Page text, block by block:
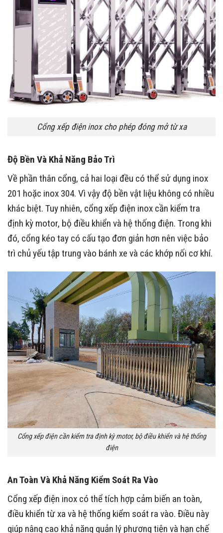
Cổng xếp điện inox cho phép đóng mở từ xa
Độ Bền Và Khả Năng Bảo Trì
Về phần thân cổng, cả hai loại đều có thể sử dụng inox
201 hoặc inox 304. Vì vậy độ bền vật liệu không có nhiều
khác biệt. Tuy nhiên, cổng xếp điện inox cần kiểm tra
định kỳ motor, bộ điều khiển và hệ thống điện. Trong khi
đó, cổng kéo tay có cấu tạo đơn giản hơn nên việc bảo
trì chủ yếu tập trung vào bánh xe và các khớp nối cơ khí.
Cổng xếp điện cần kiểm tra định kỳ motor, bộ điều khiển và hệ thống
điện
An Toàn Và Khả Năng Kiểm Soát Ra Vào
Cổng xếp điện inox có thể tích hợp cảm biến an toàn,
điều khiển từ xa và hệ thống kiểm soát ra vào. Điều này
giúp nâng cao khả năng quản lý phương tiện và hạn chế